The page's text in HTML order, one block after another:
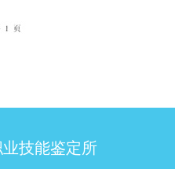
技能鉴定所